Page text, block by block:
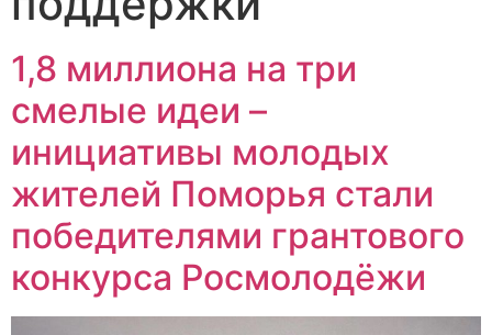
1,8 миллиона на три
смелые идеи –
инициативы молодых
жителей Поморья стали
победителями грантового
конкурса Росмолодёжи